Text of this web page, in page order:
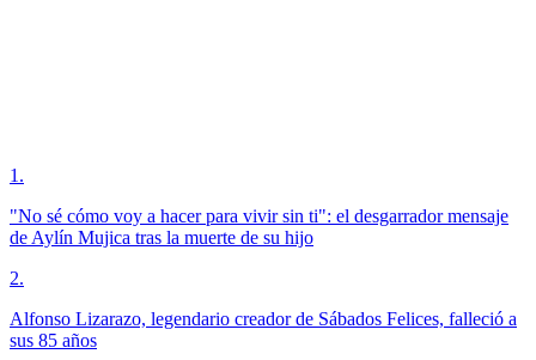
1 .
"No sé cómo voy a hacer para vivir sin ti": el desgarrador mensaje
de Aylín Mujica tras la muerte de su hijo
2.
Alfonso Lizarazo, legendario creador de Sábados Felices, falleció a
sus 85 años